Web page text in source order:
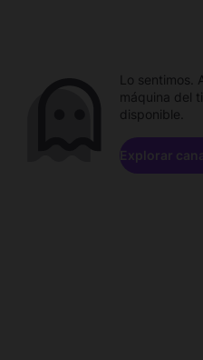
Lo sentimos.
máquina del
disponible.
Explorar